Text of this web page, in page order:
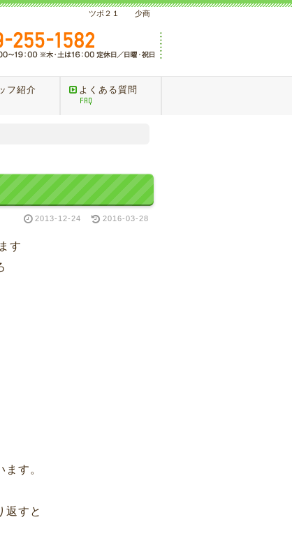
ツボ２１ 少商
フ紹介 よくある質問
FAQ
2013-12-24 2016-03-28
す
す。
返すと